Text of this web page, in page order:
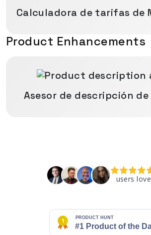
Calculadora de tarifas de
Product Enhancements
Asesor de descripción
users